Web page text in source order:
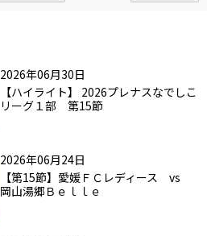
2026年06月30日
【ハイライト】 2026プレナスなでしこ
リーグ１部 第15節
2026年06月24日
【第15節】愛媛ＦＣレディース vs
岡山湯郷Ｂｅｌｌｅ